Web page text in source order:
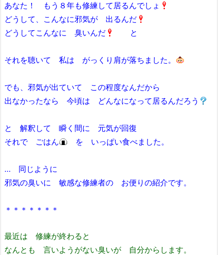
あなた！ もう８年も修練して居るんでしょ
どうして、こんなに邪気が 出るんだ
どうしてこんなに 臭いんだ
と
それを聴いて 私は がっくり肩が落ちました。
でも、邪気が出ていて この程度なんだから
出なかったなら 今頃は どんなになって居るんだろう
と 解釈して 瞬く間に 元気が回復
それで ごはん
を いっぱい食べました。
… 同じように
邪気の臭いに 敏感な修練者の お便りの紹介です。
＊＊＊＊＊＊＊
最近は 修練が終わると
なんとも 言いようがない臭いが 自分からします。